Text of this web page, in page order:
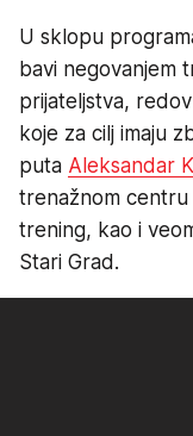
U sklopu
bavi negovanjem
prijateljstva,
koje za cilj imaju
puta Aleksandar
trenažnom centru
trening, kao i
Stari Grad.